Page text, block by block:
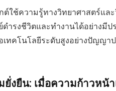
ต์ใช้ความรู้ทางวิทยาศาสตร์แล
รงชีวิตและทำงานได้อย่างมี
เทคโนโลยีระดับสูงอย่างปัญญ
งยืน: เมื่อความก้าวหน้